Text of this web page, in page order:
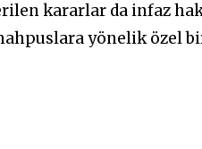
kararlar da infaz
yönelik özel